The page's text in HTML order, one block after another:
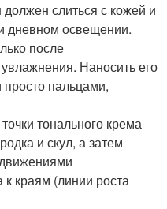
слиться с кожей и
дневном освещении.
после
Наносить его
пальцами,
тонального крема
и скул, а затем
к краям (линии роста